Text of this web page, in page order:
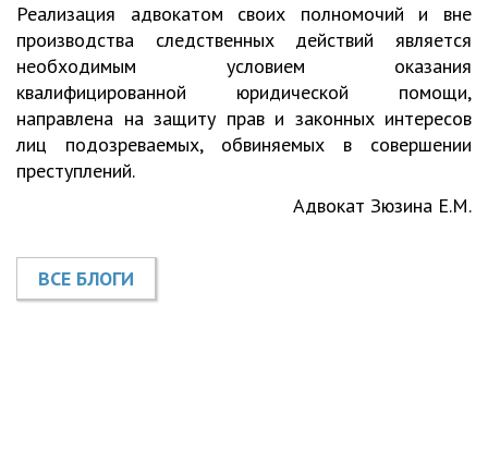
Реализация адвокатом своих полномочий и вне
производства следственных действий является
необходимым условием оказания
квалифицированной юридической помощи,
направлена на защиту прав и законных интересов
лиц подозреваемых, обвиняемых в совершении
преступлений.
Адвокат Зюзина Е.М.
ВСЕ БЛОГИ